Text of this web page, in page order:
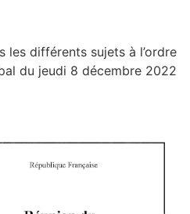
les différents sujets à l’ordre
du jeudi 8 décembre 2022